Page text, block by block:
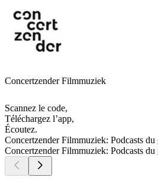
Concertzender Filmmuziek
Scannez le code,
Téléchargez l’app,
Écoutez.
Concertzender Filmmuziek: Podcasts du
Concertzender Filmmuziek: Podcasts du